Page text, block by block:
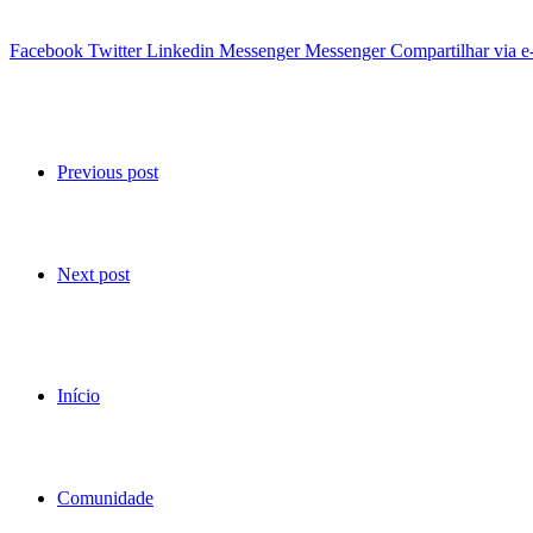
Facebook Twitter Linkedin Messenger Messenger Compartilhar via
Previous post
Next post
Início
Comunidade